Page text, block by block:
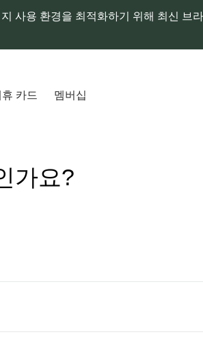
사용 환경을 최적화하기 위해 최신 브
카드 멤버십
가요?